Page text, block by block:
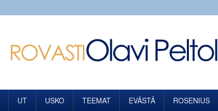
UT USKO TEEMAT EVÄSTÄ ROSENIUS